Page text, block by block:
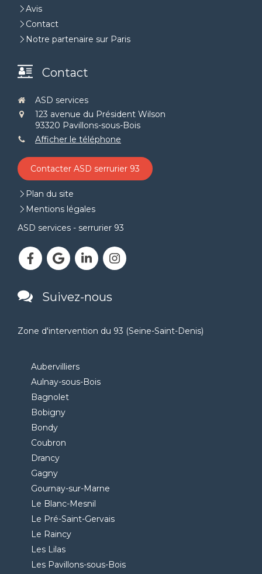
Avis
Contact
Notre partenaire sur Paris
Contact
ASD services
123 avenue du Président Wilson
93320 Pavillons-sous-Bois
Afficher le téléphone
Contacter ASD serrurier 93
Plan du site
Mentions légales
ASD services - serrurier 93
Suivez-nous
Zone d'intervention du 93 (Seine-Saint-Denis)
Aubervilliers
Aulnay-sous-Bois
Bagnolet
Bobigny
Bondy
Coubron
Drancy
Gagny
Gournay-sur-Marne
Le Blanc-Mesnil
Le Pré-Saint-Gervais
Le Raincy
Les Lilas
Les Pavillons-sous-Bois